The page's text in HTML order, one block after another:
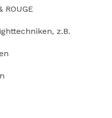
ROUGE
z.B.